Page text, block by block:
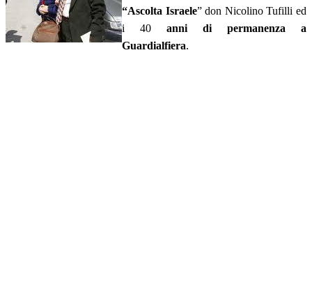
“Ascolta Israele” don Nicolino Tufilli ed
i 40 anni di permanenza a
Guardialfiera.